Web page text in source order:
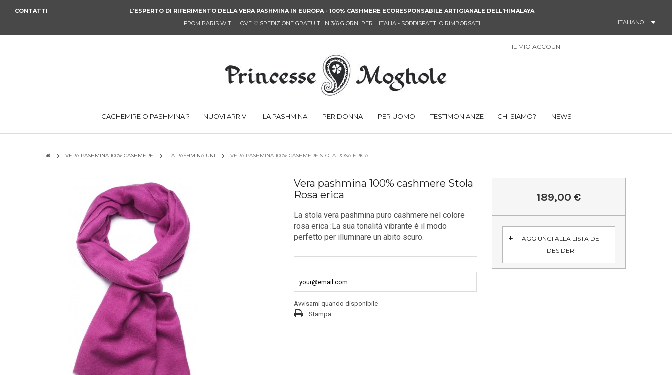
CONTATTI
L'ESPERTO DI RIFERIMENTO DELLA VERA PASHMINA IN EUROPA - 100% CASHMERE ECORESPONSABILE ARTIGIANALE DELL'HIMALAYA
FROM PARIS WITH LOVE ♡ SPEDIZIONE GRATUITI IN 3/6 GIORNI PER L'ITALIA - SODDISFATTI O RIMBORSATI ITALIANO
IL MIO ACCOUNT
CACHEMIRE O PASHMINA ? NUOVI ARRIVI LA PASHMINA PER DONNA PER UOMO TESTIMONIANZE CHI SIAMO? NEWS
VERA PASHMINA 100% CASHMERE LA PASHMINA UNI VERA PASHMINA 100% CASHMERE STOLA ROSA ERICA
Vera pashmina 100% cashmere Stola
Rosa erica
La stola vera pashmina puro cashmere nel colore
rosa erica :La sua tonalità vibrante è il modo
perfetto per illuminare un abito scuro.
Avvisami quando disponibile
Stampa
189,00 €
AGGIUNGI ALLA LISTA DEI
DESIDERI